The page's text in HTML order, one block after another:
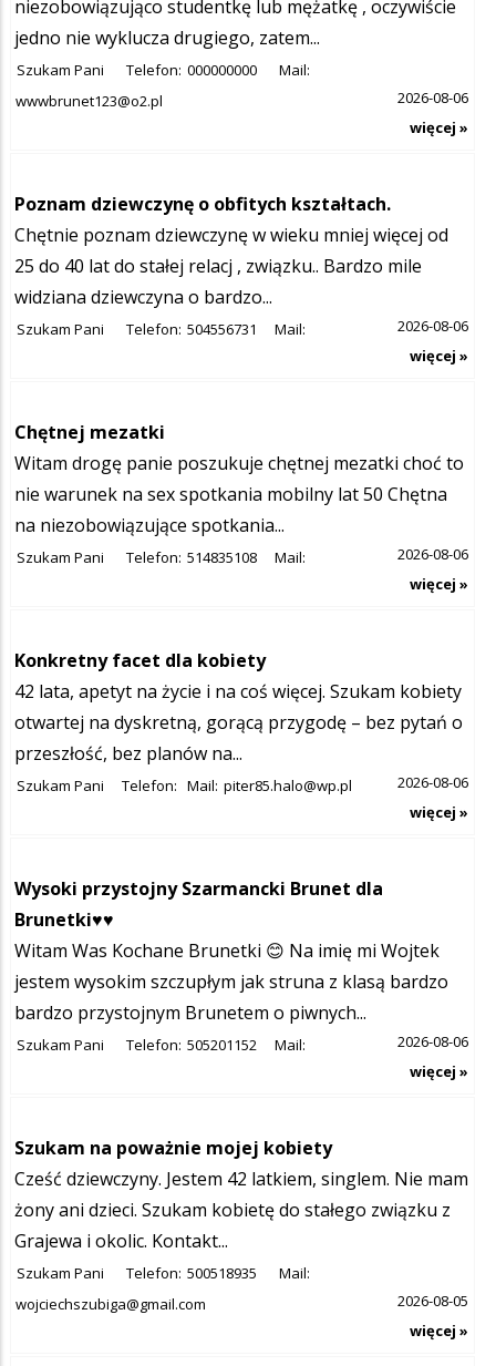
niezobowiązująco studentkę lub mężatkę , oczywiście
jedno nie wyklucza drugiego, zatem...
Szukam Pani Telefon: 000000000
Mail:
wwwbrunet123@o2.pl
2026-08-06
więcej »
Poznam dziewczynę o obfitych kształtach.
Chętnie poznam dziewczynę w wieku mniej więcej od
25 do 40 lat do stałej relacj , związku.. Bardzo mile
widziana dziewczyna o bardzo...
Szukam Pani Telefon: 504556731 Mail:
2026-08-06
więcej »
Chętnej mezatki
Witam drogę panie poszukuje chętnej mezatki choć to
nie warunek na sex spotkania mobilny lat 50 Chętna
na niezobowiązujące spotkania...
Szukam Pani Telefon: 514835108 Mail:
2026-08-06
więcej »
Konkretny facet dla kobiety
42 lata, apetyt na życie i na coś więcej. Szukam kobiety
otwartej na dyskretną, gorącą przygodę – bez pytań o
przeszłość, bez planów na...
Szukam Pani Telefon: Mail: piter85.halo@wp.pl
2026-08-06
więcej »
Wysoki przystojny Szarmancki Brunet dla
Brunetki♥️♥️
Witam Was Kochane Brunetki 😊 Na imię mi Wojtek
jestem wysokim szczupłym jak struna z klasą bardzo
bardzo przystojnym Brunetem o piwnych...
Szukam Pani Telefon: 505201152 Mail:
2026-08-06
więcej »
Szukam na poważnie mojej kobiety
Cześć dziewczyny. Jestem 42 latkiem, singlem. Nie mam
żony ani dzieci. Szukam kobietę do stałego związku z
Grajewa i okolic. Kontakt...
Szukam Pani Telefon: 500518935
Mail:
wojciechszubiga@gmail.com
2026-08-05
więcej »